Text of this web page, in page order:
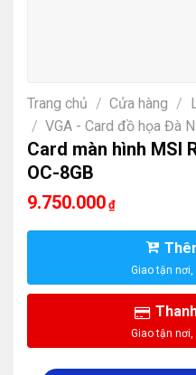
Trang chủ / Cửa hàng /
/ VGA - Card đồ họa Đà
Card màn hình MSI
OC-8GB
9.750.000 ₫